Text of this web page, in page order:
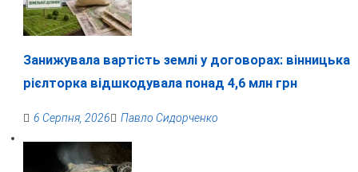
Занижувала вартість землі у договорах: вінницька
рієлторка відшкодувала понад 4,6 млн грн
6 Серпня, 2026 Павло Сидорченко